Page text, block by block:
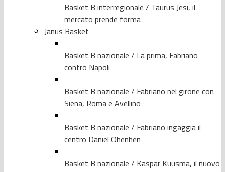
Basket B interregionale / Taurus Jesi, il
mercato prende forma
Janus Basket
Basket B nazionale / La prima, Fabriano
contro Napoli
Basket B nazionale / Fabriano nel girone con
Siena, Roma e Avellino
Basket B nazionale / Fabriano ingaggia il
centro Daniel Ohenhen
Basket B nazionale / Kaspar Kuusma, il nuovo